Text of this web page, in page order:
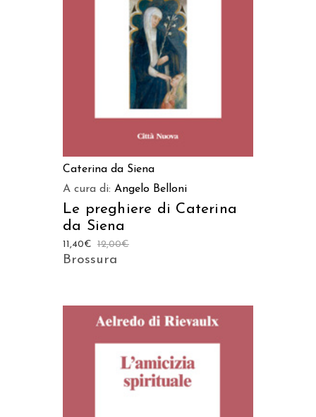
AGGIUNGI AL CARRELLO
Caterina da Siena
A cura di: Angelo Belloni
Le preghiere di Caterina
da Siena
12,00€
11,40€
Brossura